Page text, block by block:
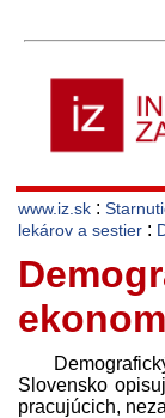
www.iz.sk :
lekárov a sestier :
Slovensko
pracujúcich,